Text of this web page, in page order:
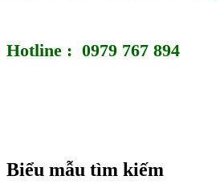
Hotline : 0979 767 894
Biểu mẫu tìm kiếm